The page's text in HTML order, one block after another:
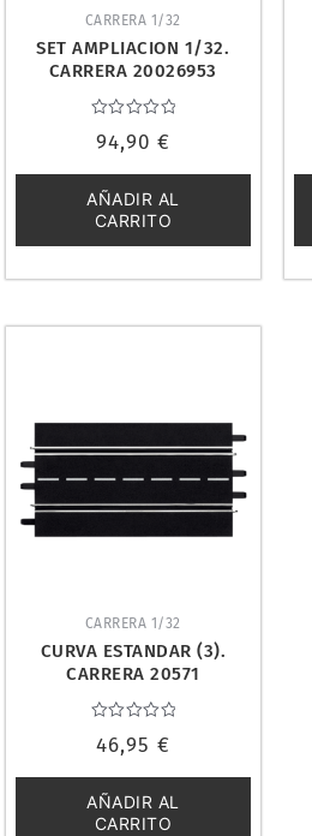
CARRERA 1/32
SET AMPLIACION 1/32.
CARRERA 20026953
con
de
5
94,90 €
AÑADIR AL
CARRITO
CARRERA 1/32
CURVA ESTANDAR (3).
CARRERA 20571
con
de
5
46,95 €
AÑADIR AL
CARRITO